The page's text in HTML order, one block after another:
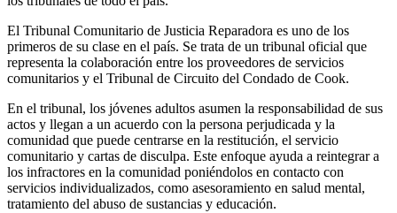
El Tribunal Comunitario de Justicia Reparadora es uno de los
primeros de su clase en el país. Se trata de un tribunal oficial que
representa la colaboración entre los proveedores de servicios
comunitarios y el Tribunal de Circuito del Condado de Cook.
En el tribunal, los jóvenes adultos asumen la responsabilidad de sus
actos y llegan a un acuerdo con la persona perjudicada y la
comunidad que puede centrarse en la restitución, el servicio
comunitario y cartas de disculpa. Este enfoque ayuda a reintegrar a
los infractores en la comunidad poniéndolos en contacto con
servicios individualizados, como asesoramiento en salud mental,
tratamiento del abuso de sustancias y educación.